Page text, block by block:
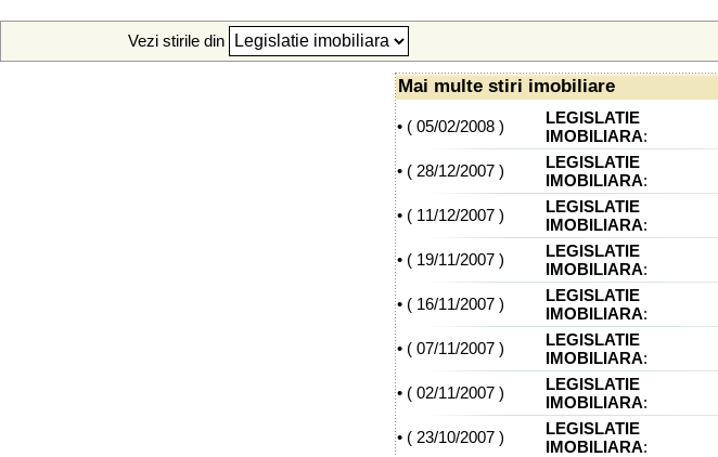
Vezi stirile din
Mai multe stiri imobiliare
• ( 05/02/2008 )
LEGISLATIE
IMOBILIARA:
• ( 28/12/2007 )
LEGISLATIE
IMOBILIARA:
• ( 11/12/2007 )
LEGISLATIE
IMOBILIARA:
• ( 19/11/2007 )
LEGISLATIE
IMOBILIARA:
• ( 16/11/2007 )
LEGISLATIE
IMOBILIARA:
• ( 07/11/2007 )
LEGISLATIE
IMOBILIARA:
• ( 02/11/2007 )
LEGISLATIE
IMOBILIARA:
• ( 23/10/2007 )
LEGISLATIE
IMOBILIARA: